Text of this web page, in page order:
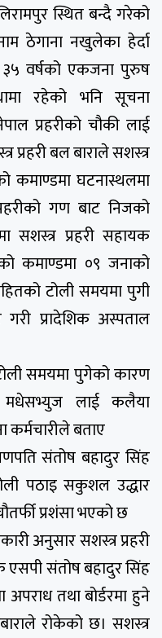
स्थित बन्दै गरेको
ठेगाना नखुलेका हेर्दा
३५ वर्षको एकजना पुरुष
रहेको भनि सूचना
प्रहरीको चौकी लाई
बल बाराले सशस्त्र
कमाण्डमा घटनास्थलमा
गण बाट निजको
सशस्त्र प्रहरी सहायक
कमाण्डमा ०९ जनाको
टोली समयमा पुगी
गरी प्रादेशिक अस्पताल
समयमा पुगेको कारण
मधेसभ्युज लाई कलैया
बताए
संतोष बहादुर सिंह
पठाइ सकुशल उद्धार
प्रशंसा भएको छ
अनुसार सशस्त्र प्रहरी
एसपी संतोष बहादुर सिंह
तथा बोर्डरमा हुने
रोकेको छ। सशस्त्र